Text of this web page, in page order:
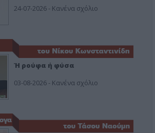
24-07-2026 - Κανένα σχόλιο
Ή ρούφα ή φύσα
03-08-2026 - Κανένα σχόλιο